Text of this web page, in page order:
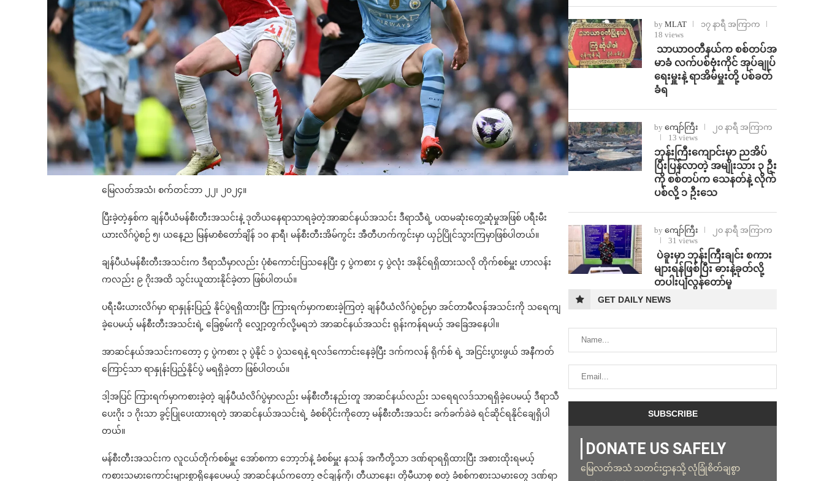
မြေလတ်အသံ၊ စက်တင်ဘာ ၂၂၊ ၂၀၂၄။
ပြီးခဲ့တဲ့နှစ်က ချန်ပီယံမန်စီးတီးအသင်းနဲ့ ဒုတိယနေရာသာရခဲ့တဲ့အာဆင်နယ်အသင်း ဒီရာသီရဲ့ ပထမဆုံးတွေ့ဆုံမှုအဖြစ် ပရီးမီး
ယားလိဂ်ပွဲစဉ် ၅၊ ယနေ့ည မြန်မာစံတော်ချိန် ၁၀ နာရီ၊ မန်စီးတီးအိမ်ကွင်း အီတီဟက်ကွင်းမှာ ယှဉ်ပြိုင်သွားကြမှာဖြစ်ပါတယ်။
ချန်ပီယံမန်စီးတီးအသင်းက ဒီရာသီမှာလည်း ပုံစံကောင်းပြသနေပြီး ၄ ပွဲကစား ၄ ပွဲလုံး အနိုင်ရရှိထားသလို တိုက်စစ်မှူး ဟာလန်း
ကလည်း ၉ ဂိုးအထိ သွင်းယူထားနိုင်ခဲ့တာ ဖြစ်ပါတယ်။
ပရီးမီးယားလိဂ်မှာ ရာနှုန်းပြည့် နိုင်ပွဲရရှိထားပြီး ကြားရက်မှာကစားခဲ့ကြတဲ့ ချန်ပီယံလိဂ်ပွဲစဉ်မှာ အင်တာမီလန်အသင်းကို သရေကျ
ခဲ့ပေမယ့် မန်စီးတီးအသင်းရဲ့ ခြေစွမ်းကို လျှော့တွက်လို့မရဘဲ အာဆင်နယ်အသင်း ရုန်းကန်ရမယ့် အခြေအနေပါ။
အာဆင်နယ်အသင်းကတော့ ၄ ပွဲကစား ၃ ပွဲနိုင် ၁ ပွဲသရေနဲ့ ရလဒ်ကောင်းနေခဲ့ပြီး ဒက်ကလန် ရိုက်စ် ရဲ့ အငြင်းပွားဖွယ် အနီကတ်
ကြောင့်သာ ရာနှုန်းပြည့်နိုင်ပွဲ မရရှိခဲ့တာ ဖြစ်ပါတယ်။
ဒါ့အပြင် ကြားရက်မှာကစားခဲ့တဲ့ ချန်ပီယံလိဂ်ပွဲမှာလည်း မန်စီးတီးနည်းတူ အာဆင်နယ်လည်း သရေရလဒ်သာရရှိခဲ့ပေမယ့် ဒီရာသီ
ပေးဂိုး ၁ ဂိုးသာ ခွင့်ပြုပေးထားရတဲ့ အာဆင်နယ်အသင်းရဲ့ ခံစစ်ပိုင်းကိုတော့ မန်စီးတီးအသင်း ခက်ခက်ခဲခဲ ရင်ဆိုင်ရနိုင်ချေရှိပါ
တယ်။
မန်စီးတီးအသင်းက လူငယ်တိုက်စစ်မှူး အော်စကာ ဘော့ဘ်နဲ့ ခံစစ်မှူး နသန် အကီတို့သာ ဒဏ်ရာရရှိထားပြီး အစားထိုးရမယ့်
ကစားသမားကောင်းများစွာရှိနေပေမယ့် အာဆင်နယ်ကတော့ ဇင်ချန်ကို၊ တီယာနေး၊ တိုမီယာစု စတဲ့ ခံစစ်ကစားသမားတွေ ဒဏ်ရာ
by MLAT
၁၇ နာရီ အကြာက
18 views
⁩ ⁨သာယာဝတီနယ်က စစ်တပ်အ
မာခံ လက်ပစ်ဗုံးကိုင် အုပ်ချုပ်
ရေးမှူးနဲ့ ရာအိမ်မှူးတို့ ပစ်ခတ်
ခံရ
by ကျော်ကြီး
၂၀ နာရီ အကြာက
13 views
ဘုန်းကြီးကျောင်းမှာ ညအိပ်
ပြီးပြန်လာတဲ့ အမျိုးသား ၃ ဦး
ကို စစ်တပ်က သေနတ်နဲ့ လိုက်
ပစ်လို့ ၁ ဦးသေ
by ကျော်ကြီး
၂၀ နာရီ အကြာက
31 views
⁩ ⁨ပဲခူးမှာ ဘုန်းကြီးချင်း စကား
များရန်ဖြစ်ပြီး ဓားနဲ့ခုတ်လို့
တပါးပျံလွန်တော်မူ
GET DAILY NEWS
DONATE US SAFELY
မြေလတ်အသံ သတင်းဌာနသို့ လုံခြုံစိတ်ချစွာ